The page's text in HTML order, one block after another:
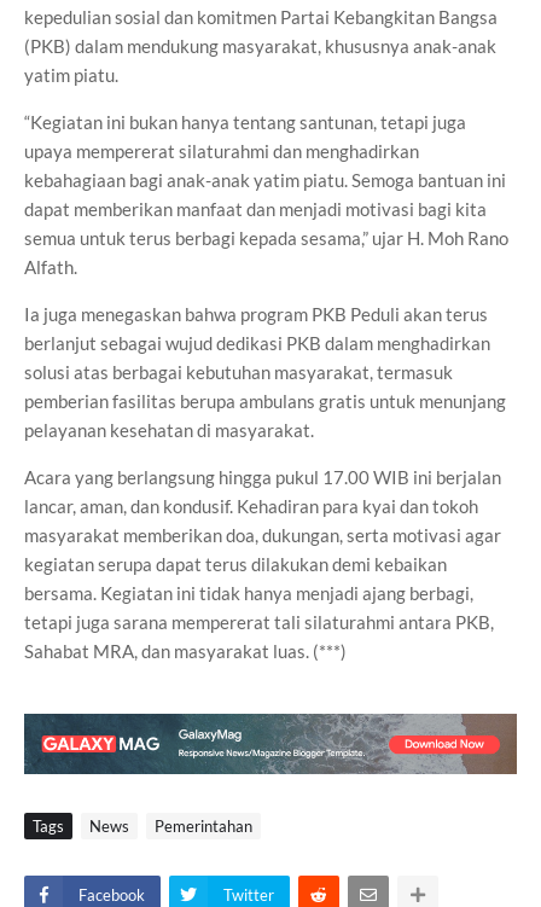
kepedulian sosial dan komitmen Partai Kebangkitan Bangsa
(PKB) dalam mendukung masyarakat, khususnya anak-anak
yatim piatu.
“Kegiatan ini bukan hanya tentang santunan, tetapi juga
upaya mempererat silaturahmi dan menghadirkan
kebahagiaan bagi anak-anak yatim piatu. Semoga bantuan ini
dapat memberikan manfaat dan menjadi motivasi bagi kita
semua untuk terus berbagi kepada sesama,” ujar H. Moh Rano
Alfath.
Ia juga menegaskan bahwa program PKB Peduli akan terus
berlanjut sebagai wujud dedikasi PKB dalam menghadirkan
solusi atas berbagai kebutuhan masyarakat, termasuk
pemberian fasilitas berupa ambulans gratis untuk menunjang
pelayanan kesehatan di masyarakat.
Acara yang berlangsung hingga pukul 17.00 WIB ini berjalan
lancar, aman, dan kondusif. Kehadiran para kyai dan tokoh
masyarakat memberikan doa, dukungan, serta motivasi agar
kegiatan serupa dapat terus dilakukan demi kebaikan
bersama. Kegiatan ini tidak hanya menjadi ajang berbagi,
tetapi juga sarana mempererat tali silaturahmi antara PKB,
Sahabat MRA, dan masyarakat luas. (***)
Tags News Pemerintahan
Facebook Twitter